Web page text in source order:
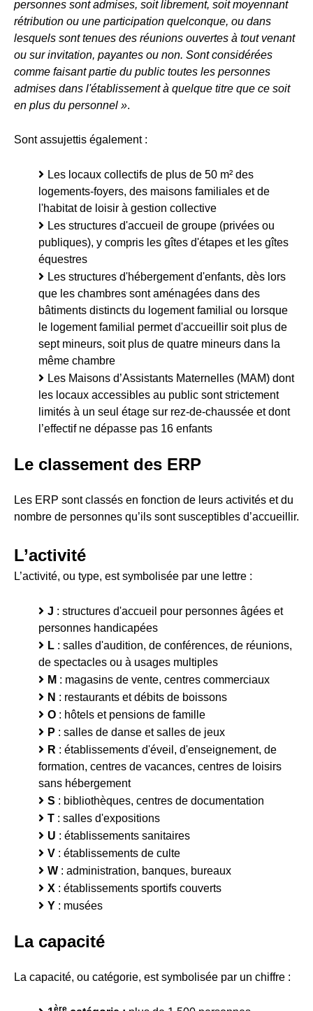
personnes sont admises, soit librement, soit moyennant
rétribution ou une participation quelconque, ou dans
lesquels sont tenues des réunions ouvertes à tout venant
ou sur invitation, payantes ou non. Sont considérées
comme faisant partie du public toutes les personnes
admises dans l'établissement à quelque titre que ce soit
en plus du personnel ».
Sont assujettis également :
Les locaux collectifs de plus de 50 m² des
logements-foyers, des maisons familiales et de
l'habitat de loisir à gestion collective
Les structures d'accueil de groupe (privées ou
publiques), y compris les gîtes d'étapes et les gîtes
équestres
Les structures d'hébergement d'enfants, dès lors
que les chambres sont aménagées dans des
bâtiments distincts du logement familial ou lorsque
le logement familial permet d'accueillir soit plus de
sept mineurs, soit plus de quatre mineurs dans la
même chambre
Les Maisons d’Assistants Maternelles (MAM) dont
les locaux accessibles au public sont strictement
limités à un seul étage sur rez-de-chaussée et dont
l’effectif ne dépasse pas 16 enfants
Le classement des ERP
Les ERP sont classés en fonction de leurs activités et du
nombre de personnes qu’ils sont susceptibles d’accueillir.
L’activité
L’activité, ou type, est symbolisée par une lettre :
J : structures d'accueil pour personnes âgées et
personnes handicapées
L : salles d'audition, de conférences, de réunions,
de spectacles ou à usages multiples
M : magasins de vente, centres commerciaux
N : restaurants et débits de boissons
O : hôtels et pensions de famille
P : salles de danse et salles de jeux
R : établissements d'éveil, d'enseignement, de
formation, centres de vacances, centres de loisirs
sans hébergement
S : bibliothèques, centres de documentation
T : salles d'expositions
U : établissements sanitaires
V : établissements de culte
W : administration, banques, bureaux
X : établissements sportifs couverts
Y : musées
La capacité
La capacité, ou catégorie, est symbolisée par un chiffre :
ère